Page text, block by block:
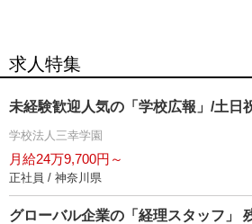
求人特集
未経験歓迎人気の「学校広報」/土日
学校法人三幸学園
月給24万9,700円～
正社員 / 神奈川県
グローバル企業の「経理スタッフ」